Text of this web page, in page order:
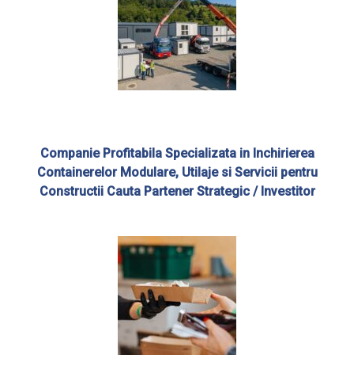
Companie Profitabila Specializata in Inchirierea
Containerelor Modulare, Utilaje si Servicii pentru
Constructii Cauta Partener Strategic / Investitor